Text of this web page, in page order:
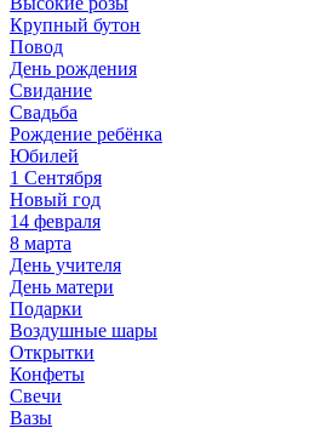
Крупный бутон
Повод
День рождения
Свидание
Свадьба
Рождение ребёнка
Юбилей
1 Сентября
Новый год
14 февраля
8 марта
День учителя
День матери
Подарки
Воздушные шары
Открытки
Конфеты
Свечи
Вазы